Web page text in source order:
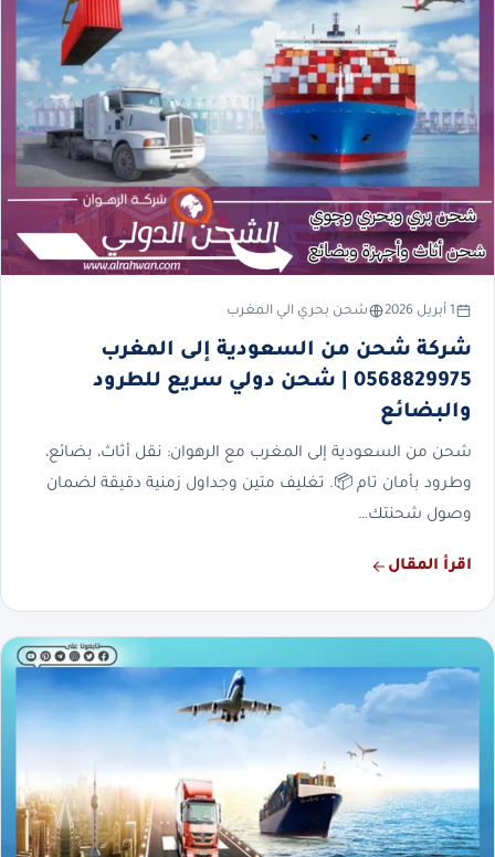
1 أبريل 2026 شحن بحري الي المغرب
شركة شحن من السعودية إلى المغرب
0568829975 | شحن دولي سريع للطرود
والبضائع
شحن من السعودية إلى المغرب مع الرهوان: نقل أثاث، بضائع،
وطرود بأمان تام 📦. تغليف متين وجداول زمنية دقيقة لضمان
وصول شحنتك…
اقرأ المقال